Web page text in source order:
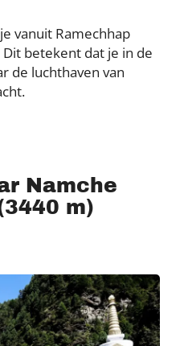
vanuit Ramechhap
betekent dat je in de
de luchthaven van
Namche
m)